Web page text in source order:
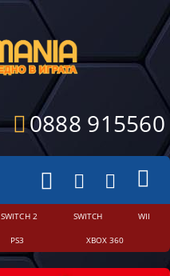
0888 915560
SWITCH 2 SWITCH WII
PS3 XBOX 360